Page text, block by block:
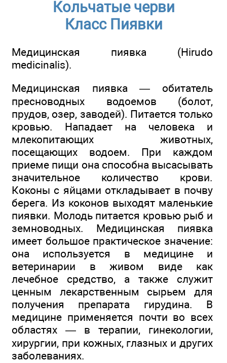
Кольчатые черви
Класс Пиявки
Медицинская пиявка (Hirudo
medicinalis).
Медицинская пиявка — обитатель
пресноводных водоемов (болот,
прудов, озер, заводей). Питается только
кровью. Нападает на человека и
млекопитающих животных,
посещающих водоем. При каждом
приеме пищи она способна высасывать
значительное количество крови.
Коконы с яйцами откладывает в почву
берега. Из коконов выходят маленькие
пиявки. Молодь питается кровью рыб и
земноводных. Медицинская пиявка
имеет большое практическое значение:
она используется в медицине и
ветеринарии в живом виде как
лечебное средство, а также служит
ценным лекарственным сырьем для
получения препарата гирудина. В
медицине применяется почти во всех
областях — в терапии, гинекологии,
хирургии, при кожных, глазных и других
заболеваниях.